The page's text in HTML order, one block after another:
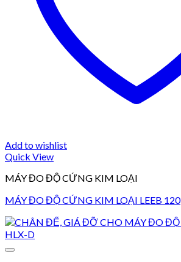
Add to wishlist
Quick View
MÁY ĐO ĐỘ CỨNG KIM LOẠI
MÁY ĐO ĐỘ CỨNG KIM LOẠI LEEB 120